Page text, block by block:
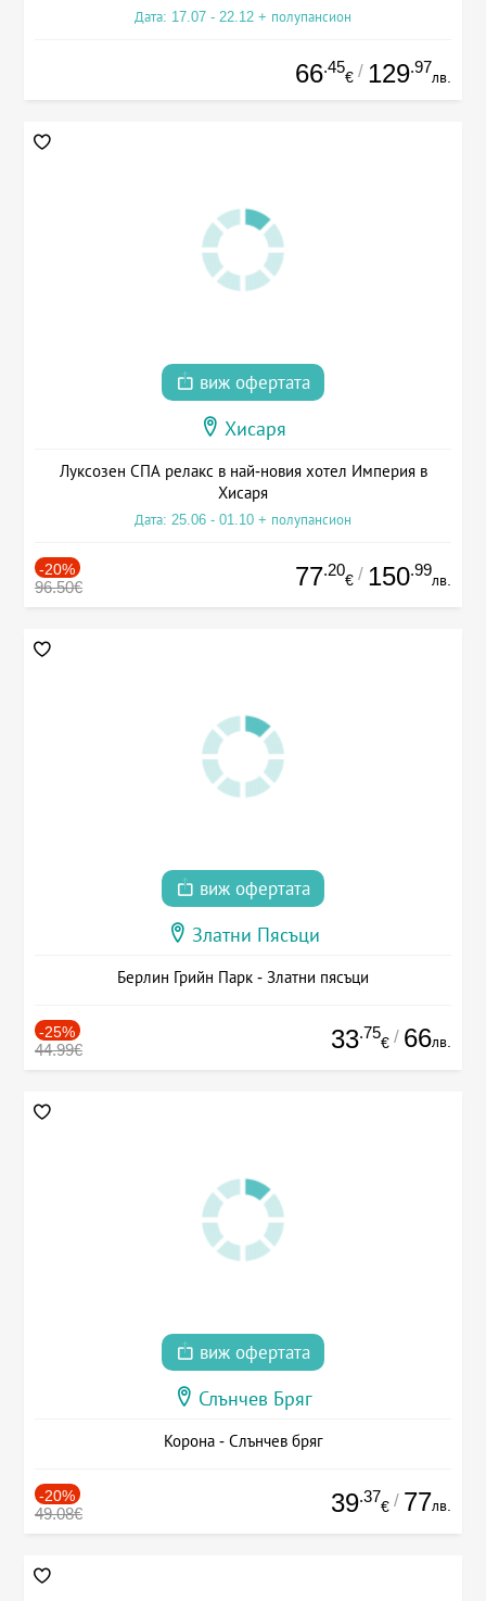
Дата: 17.07 - 22.12 + полупансион
66.45
€ / 129.97
лв.
виж офертата
Хисаря
Луксозен СПА релакс в най-новия хотел Империя в
Хисаря
Дата: 25.06 - 01.10 + полупансион
-20%
96.50€ 77.20
€ / 150.99
лв.
виж офертата
Златни Пясъци
Берлин Грийн Парк - Златни пясъци
-25%
44.99€ 33.75
€ / 66лв.
виж офертата
Слънчев Бряг
Корона - Слънчев бряг
-20%
49.08€ 39.37
€ / 77лв.